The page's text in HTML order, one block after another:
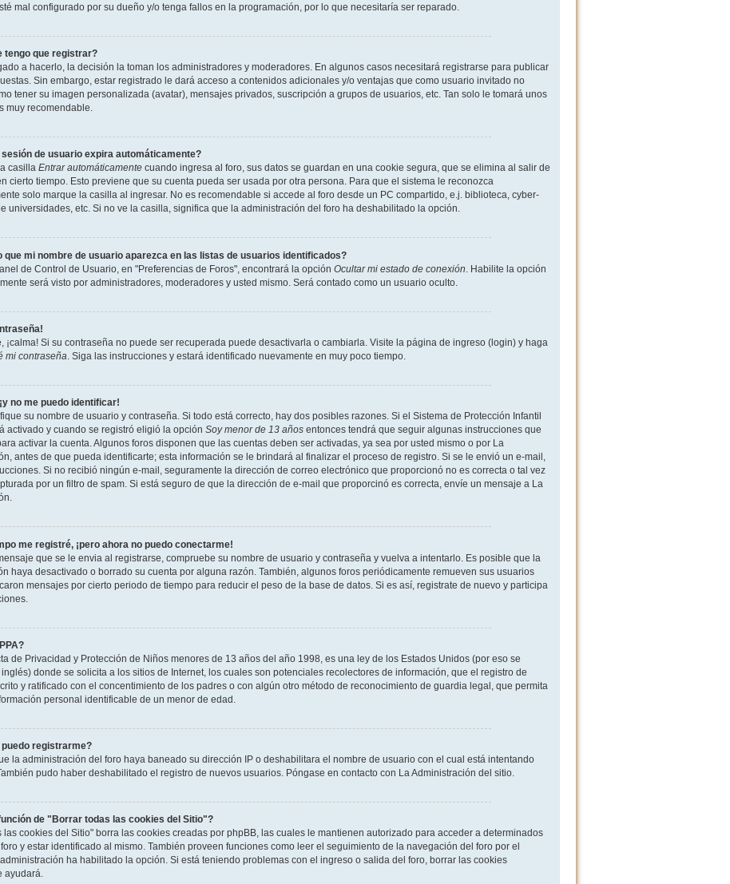
mal configurado por su dueño y/o tenga fallos en la programación, por lo que necesitaría ser reparado.
tengo que registrar?
a hacerlo, la decisión la toman los administradores y moderadores. En algunos casos necesitará registrarse para publicar
Sin embargo, estar registrado le dará acceso a contenidos adicionales y/o ventajas que como usuario invitado no
tener su imagen personalizada (avatar), mensajes privados, suscripción a grupos de usuarios, etc. Tan solo le tomará unos
muy recomendable.
sesión de usuario expira automáticamente?
casilla Entrar automáticamentecuando ingresa al foro, sus datos se guardan en una cookie segura, que se elimina al salir de
cierto tiempo. Esto previene que su cuenta pueda ser usada por otra persona. Para que el sistema le reconozca
solo marque la casilla al ingresar. No es recomendable si accede al foro desde un PC compartido, e.j. biblioteca, cyber-
universidades, etc. Si no ve la casilla, significa que la administración del foro ha deshabilitado la opción.
que mi nombre de usuario aparezca en las listas de usuarios identificados?
de Control de Usuario, en "Preferencias de Foros", encontrará la opción Ocultar mi estado de conexión . Habilite la opción
será visto por administradores, moderadores y usted mismo. Será contado como un usuario oculto.
¡calma! Si su contraseña no puede ser recuperada puede desactivarla o cambiarla. Visite la página de ingreso (login) y haga
mi contraseña. Siga las instrucciones y estará identificado nuevamente en muy poco tiempo.
no me puedo identificar!
su nombre de usuario y contraseña. Si todo está correcto, hay dos posibles razones. Si el Sistema de Protección Infantil
activado y cuando se registró eligió la opción Soy menor de 13 añosentonces tendrá que seguir algunas instrucciones que
activar la cuenta. Algunos foros disponen que las cuentas deben ser activadas, ya sea por usted mismo o por La
antes de que pueda identificarte; esta información se le brindará al finalizar el proceso de registro. Si se le envió un e-mail,
Si no recibió ningún e-mail, seguramente la dirección de correo electrónico que proporcionó no es correcta o tal vez
por un filtro de spam. Si está seguro de que la dirección de e-mail que proporcinó es correcta, envíe un mensaje a La
me registré, ¡pero ahora no puedo conectarme!
que se le envia al registrarse, compruebe su nombre de usuario y contraseña y vuelva a intentarlo. Es posible que la
haya desactivado o borrado su cuenta por alguna razón. También, algunos foros periódicamente remueven sus usuarios
mensajes por cierto periodo de tiempo para reducir el peso de la base de datos. Si es así, registrate de nuevo y participa
de Privacidad y Protección de Niños menores de 13 años del año 1998, es una ley de los Estados Unidos (por eso se
donde se solicita a los sitios de Internet, los cuales son potenciales recolectores de información, que el registro de
y ratificado con el concentimiento de los padres o con algún otro método de reconocimiento de guardia legal, que permita
personal identificable de un menor de edad.
puedo registrarme?
la administración del foro haya baneado su dirección IP o deshabilitara el nombre de usuario con el cual está intentando
pudo haber deshabilitado el registro de nuevos usuarios. Póngase en contacto con La Administración del sitio.
de "Borrar todas las cookies del Sitio"?
las cookies del Sitio" borra las cookies creadas por phpBB, las cuales le mantienen autorizado para acceder a determinados
y estar identificado al mismo. También proveen funciones como leer el seguimiento de la navegación del foro por el
ha habilitado la opción. Si está teniendo problemas con el ingreso o salida del foro, borrar las cookies
ayudará.